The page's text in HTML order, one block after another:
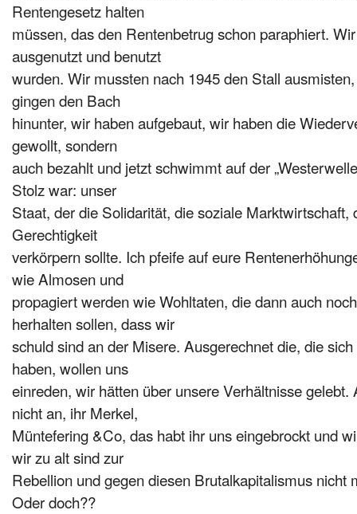
Rentengesetz halten
müssen, das den Rentenbetrug schon paraphiert.
ausgenutzt und benutzt
wurden. Wir mussten nach 1945 den Stall
gingen den Bach
hinunter, wir haben aufgebaut, wir haben die
gewollt, sondern
auch bezahlt und jetzt schwimmtauf der
Stolz war: unser
Staat, der die Solidarität, die soziale Marktwirtschaft,
Gerechtigkeit
verkörpern sollte. Ich pfeife auf eure
wie Almosen und
propagiert werden wie Wohltaten, die dann auch
herhalten sollen, dass wir
schuld sind an der Misere. Ausgerechnet die, die
haben, wollen uns
einreden, wir hätten über unsere Verhältnisse gelebt.
nicht an, ihr Merkel,
Müntefering &Co, das habt ihr uns eingebrockt und
wir zu alt sind zur
Rebellion und gegen diesen Brutalkapitalismus nicht
Oder doch??